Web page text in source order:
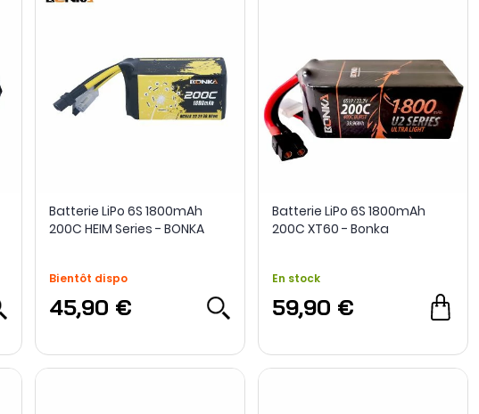
Batterie LiPo 6S 1800mAh
200C HEIM Series - BONKA
Bientôt dispo
45,90 €
Batterie LiPo 6S 1800mAh
200C XT60 - Bonka
En stock
59,90 €